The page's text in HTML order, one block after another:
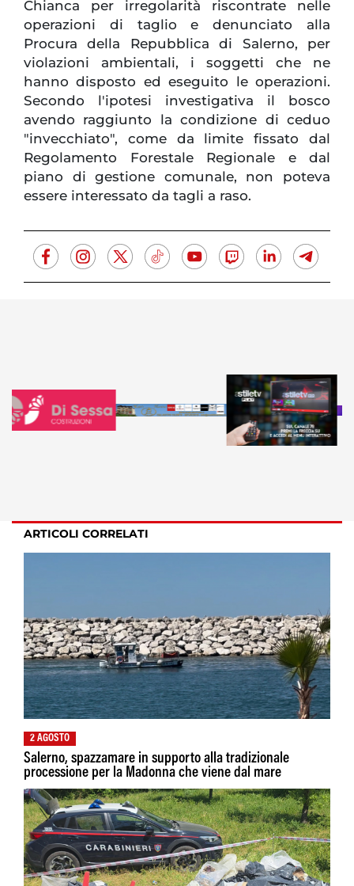
Chianca per irregolarità riscontrate nelle
operazioni di taglio e denunciato alla
Procura della Repubblica di Salerno, per
violazioni ambientali, i soggetti che ne
hanno disposto ed eseguito le operazioni.
Secondo l'ipotesi investigativa il bosco
avendo raggiunto la condizione di ceduo
"invecchiato", come da limite fissato dal
Regolamento Forestale Regionale e dal
piano di gestione comunale, non poteva
essere interessato da tagli a raso.
ARTICOLI CORRELATI
2 AGOSTO
Salerno, spazzamare in supporto alla tradizionale
processione per la Madonna che viene dal mare